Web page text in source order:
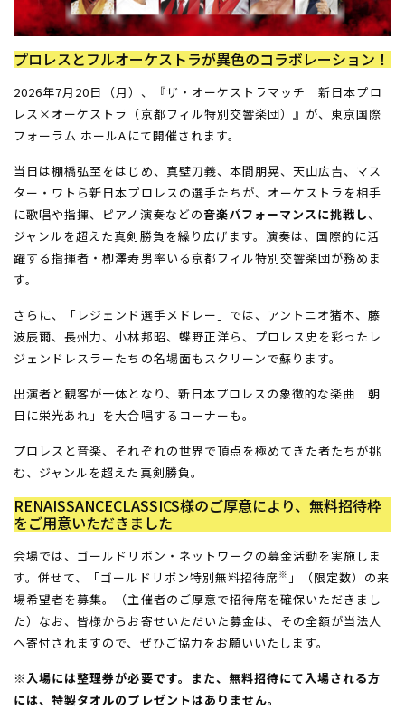
プロレスとフルオーケストラが異色のコラボレーション！
2026年7月20日（月）、『ザ・オーケストラマッチ 新日本プロ
レス×オーケストラ（京都フィル特別交響楽団）』が、東京国際
フォーラム ホールAにて開催されます。
当日は棚橋弘至をはじめ、真壁刀義、本間朋晃、天山広吉、マス
ター・ワトら新日本プロレスの選手たちが、オーケストラを相手
に歌唱や指揮、ピアノ演奏などの音楽パフォーマンスに挑戦し、
ジャンルを超えた真剣勝負を繰り広げます。演奏は、国際的に活
躍する指揮者・栁澤寿男率いる京都フィル特別交響楽団が務めま
す。
さらに、「レジェンド選手メドレー」では、アントニオ猪木、藤
波辰爾、長州力、小林邦昭、蝶野正洋ら、プロレス史を彩ったレ
ジェンドレスラーたちの名場面もスクリーンで蘇ります。
出演者と観客が一体となり、新日本プロレスの象徴的な楽曲「朝
日に栄光あれ」を大合唱するコーナーも。
プロレスと音楽、それぞれの世界で頂点を極めてきた者たちが挑
む、ジャンルを超えた真剣勝負。
RENAISSANCECLASSICS様のご厚意により、無料招待枠
をご用意いただきました
会場では、ゴールドリボン・ネットワークの募金活動を実施しま
す。併せて、「ゴールドリボン特別無料招待席※ 」（限定数）の来
場希望者を募集。（主催者のご厚意で招待席を確保いただきまし
た）なお、皆様からお寄せいただいた募金は、その全額が当法人
へ寄付されますので、ぜひご協力をお願いいたします。
※入場には整理券が必要です。また、無料招待にて入場される方
には、特製タオルのプレゼントはありません。